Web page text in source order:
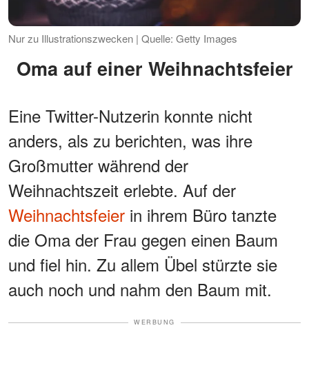
Nur zu Illustrationszwecken | Quelle: Getty Images
Oma auf einer Weihnachtsfeier
Eine Twitter-Nutzerin konnte nicht
anders, als zu berichten, was ihre
Großmutter während der
Weihnachtszeit erlebte. Auf der
Weihnachtsfeier in ihrem Büro tanzte
die Oma der Frau gegen einen Baum
und fiel hin. Zu allem Übel stürzte sie
auch noch und nahm den Baum mit.
WERBUNG